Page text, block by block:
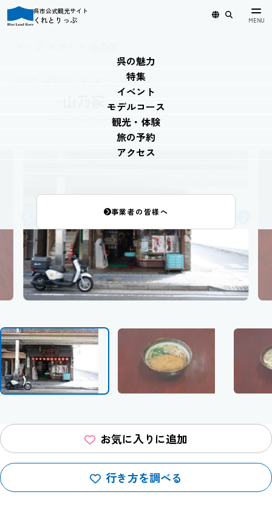
呉市公式観光サイト
くれとりっぷ
呉の魅力
特集
イベント
モデルコース
観光・体験
旅の予約
アクセス
事業者の皆様へ
呉の町・海軍の町と共に育った呉細うどん
お気に入りに追加
行き方を調べる